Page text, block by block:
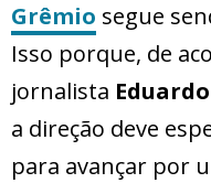
Grêmio segue
Isso porque, de
jornalista
a direção deve
para avançar por